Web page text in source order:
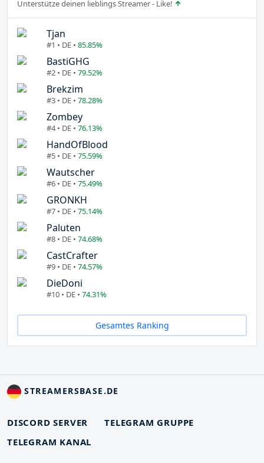
Unterstütze deinen lieblings Streamer - Like!
Tjan
#1 • DE • 85.85%
BastiGHG
#2 • DE • 79.52%
Brekzim
#3 • DE • 78.28%
Zombey
#4 • DE • 76.13%
HandOfBlood
#5 • DE • 75.59%
Wautscher
#6 • DE • 75.49%
GRONKH
#7 • DE • 75.14%
Paluten
#8 • DE • 74.68%
CastCrafter
#9 • DE • 74.57%
DieDoni
#10 • DE • 74.31%
Gesamtes Ranking
STREAMERSBASE.DE
DISCORD SERVER
TELEGRAM GRUPPE
TELEGRAM KANAL